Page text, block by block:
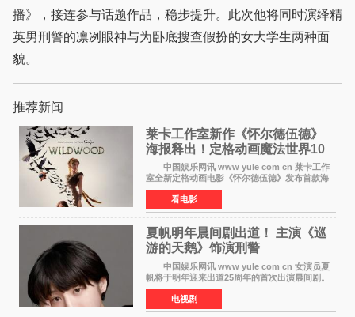
播》，接连参与话题作品，稳步提升。此次他将同时演绎精
英男刑警的凛冽眼神与为卧底搜查假扮的女大学生两种面
貌。
推荐新闻
莱卡工作室新作《怀尔德伍德》
海报释出！定格动画魔法世界10
月开启
中国娱乐网讯 www yule com cn 莱卡工作
室全新定格动画电影《怀尔德伍德》发布首款海
报，女孩为找回弟弟走入黑暗、宏大的林中魔法
世界，一场关于勇气与亲情的奇幻冒险即将展
开。 本片由特
看电影
夏帆明年晨间剧出道！ 主演《巡
游的天鹅》饰演刑警
中国娱乐网讯 www yule com cn 女演员夏
帆将于明年迎来出道25周年的首次出演晨间剧。
NHK于8月4日宣布她将出演明年（2027年度）上
半期的晨间剧《巡游的天鹅》，饰演与女主角森
田望智饰演的生
电视剧